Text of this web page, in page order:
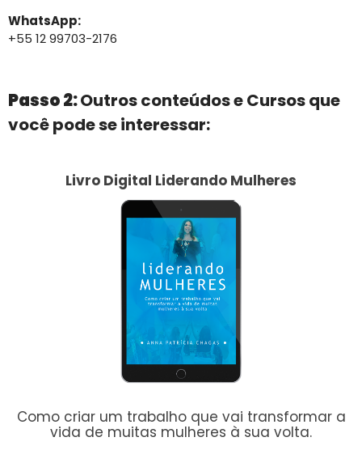
WhatsApp:
+55 12 99703-2176
Passo 2:Outros conteúdos e Cursos que
você pode se interessar:
Livro Digital Liderando Mulheres
Como criar um trabalho que vai transformar a
vida de muitas mulheres à sua volta.